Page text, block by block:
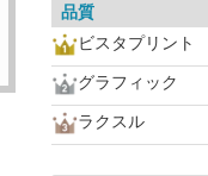
品質
ビスタプリント
グラフィック
ラクスル